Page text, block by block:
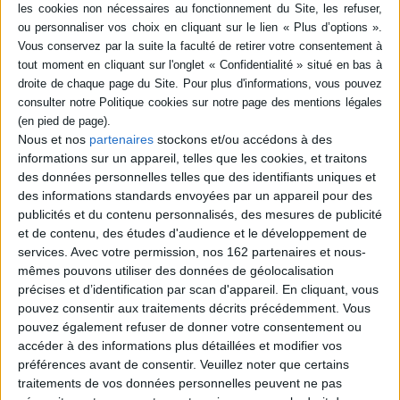
Nous et nos partenaires stockons et/ou accédons à des
informations sur un appareil, telles que les cookies, et traitons
des données personnelles telles que des identifiants uniques et
des informations standards envoyées par un appareil pour des
publicités et du contenu personnalisés, des mesures de publicité
et de contenu, des études d'audience et le développement de
services. Avec votre permission, nos 162 partenaires et nous-
mêmes pouvons utiliser des données de géolocalisation
précises et d’identification par scan d'appareil. En cliquant, vous
pouvez consentir aux traitements décrits précédemment. Vous
pouvez également refuser de donner votre consentement ou
accéder à des informations plus détaillées et modifier vos
préférences avant de consentir. Veuillez noter que certains
traitements de vos données personnelles peuvent ne pas
Trois parties en organisent le contenu : une approche globale des repères
et enjeux fondamentaux sur la période, des contributions thématiques
ciblées et des études de cas régionales et nationales.
Contenus Mollat en relation
Dossiers